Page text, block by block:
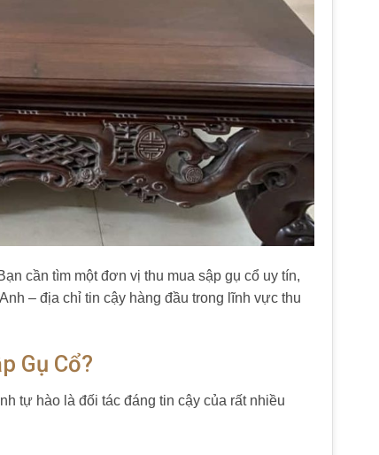
cần tìm một đơn vị thu mua sập gụ cổ uy tín,
– địa chỉ tin cậy hàng đầu trong lĩnh vực thu
Gụ Cổ?
tự hào là đối tác đáng tin cậy của rất nhiều